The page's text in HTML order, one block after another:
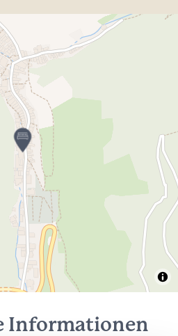
Informationen